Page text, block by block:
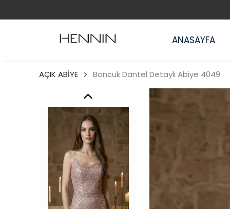
ANASAYFA
AÇIK ABİYE Boncuk Dantel Detaylı Abiye 4049